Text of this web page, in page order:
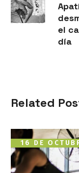
el
día
Related
16 DE